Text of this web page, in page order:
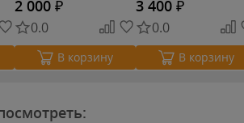
2 000 ₽
0.0
В корзину
3 400 ₽
0.0
В корзину